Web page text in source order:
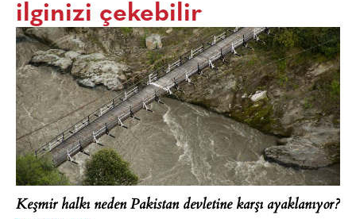
ilginizi çekebilir
Keşmir halkı neden Pakistan devletine karşı ayaklanıyor?